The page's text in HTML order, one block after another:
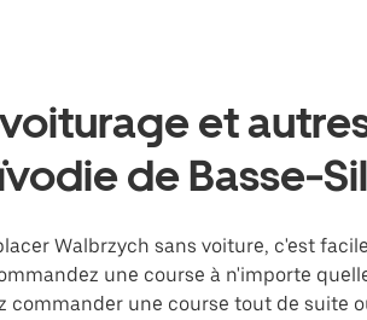
et
de Basse-
Walbrzych sans voiture, c'est
une course à n'importe
commander une course tout de suite